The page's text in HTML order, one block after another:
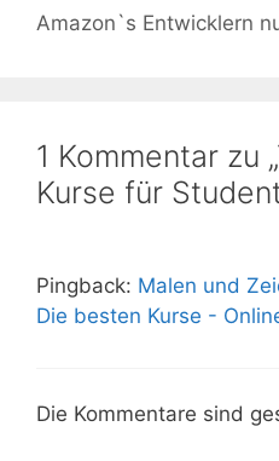
Amazon`s Entwicklern
1 Kommentar zu
Kurse für
Pingback: Malen und
Die besten Kurse -
Die Kommentare sind